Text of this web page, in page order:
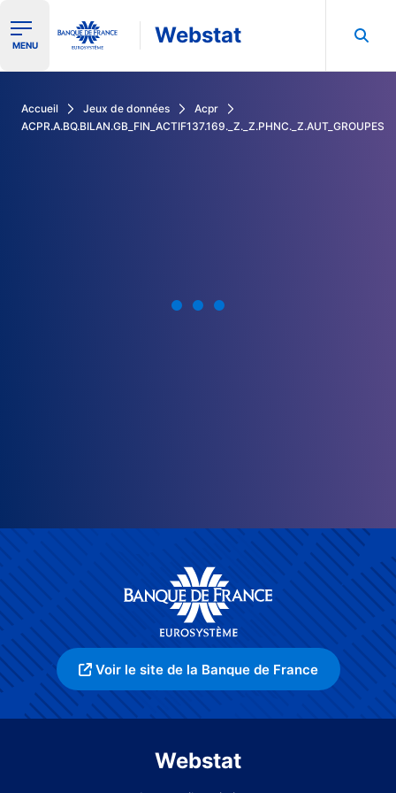
Ouvrir le menu de navigation
MENU Webstat
Accueil Jeux de données
Acpr
ACPR.A.BQ.BILAN.GB_FIN_ACTIF137.169._Z._Z.PHNC._Z.AUT_GROUPES
Voir le site de la Banque de France
Webstat